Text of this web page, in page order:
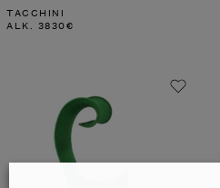
TACCHINI
ALK. 3830€